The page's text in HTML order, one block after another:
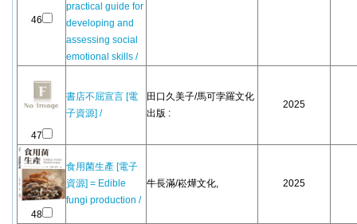
46
practical guide for
developing and
assessing social
emotional skills /
47
書店不屈宣言 [電
子資源] /
田口久美子/馬可孛羅文化
出版 :
2025
48
食用菌生產 [電子
資源] = Edible
fungi production /
牛長滿/崧燁文化, 2025